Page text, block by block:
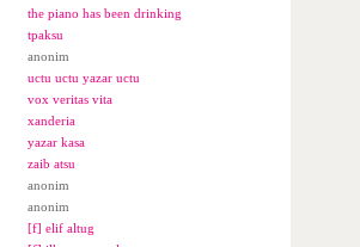
the piano has been drinking
tpaksu
anonim
uctu uctu yazar uctu
vox veritas vita
xanderia
yazar kasa
zaib atsu
anonim
anonim
[f] elif altug